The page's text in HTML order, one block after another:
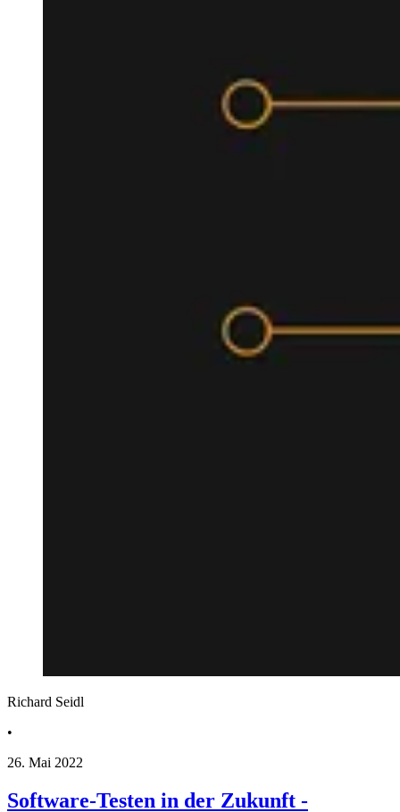
Richard Seidl
•
26. Mai 2022
Software-Testen in der Zukunft -